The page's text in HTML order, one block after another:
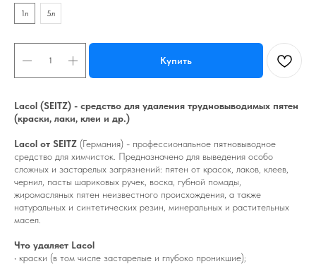
1л
5л
Купить
Lacol (SEITZ) - средство для удаления трудновыводимых пятен
(краски, лаки, клеи и др.)
Lacol от SEITZ (Германия) - профессиональное пятновыводное
средство для химчисток. Предназначено для выведения особо
сложных и застарелых загрязнений: пятен от красок, лаков, клеев,
чернил, пасты шариковых ручек, воска, губной помады,
жиромасляных пятен неизвестного происхождения, а также
натуральных и синтетических резин, минеральных и растительных
масел.
Что удаляет Lacol
• краски (в том числе застарелые и глубоко проникшие);